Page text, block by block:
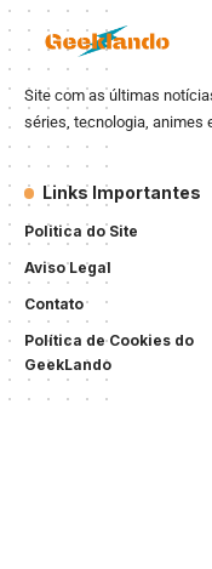
Site com as últimas
séries, tecnologia, animes
Links Importantes
Politica do Site
Aviso Legal
Contato
Política de Cookies do
GeekLando